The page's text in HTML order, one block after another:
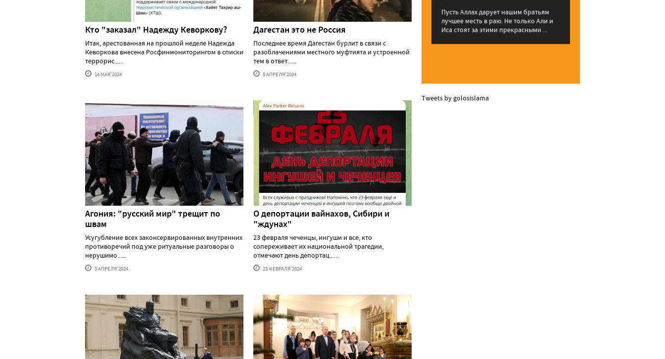
Кто "заказал" Надежду Кеворкову?
Итак, арестованная на прошлой неделе Надежда
Кеворкова внесена Росфинмониторингом в списки
террорис......
14 МАЯ'2024
Дагестан это не Россия
Последнее время Дагестан бурлит в связи с
разоблачениями местного муфтията и устроенной
тем в ответ......
8 АПРЕЛЯ'2024
Агония: "русский мир" трещит по
швам
Усугубление всех законсервированных внутренних
противоречий под уже ритуальные разговоры о
нерушимо......
5 АПРЕЛЯ'2024
О депортации вайнахов, Сибири и
"ждунах"
23 февраля чеченцы, ингуши и все, кто
сопереживает их национальной трагедии,
отмечают день депортац......
23 ФЕВРАЛЯ'2024
Пусть Аллах дарует нашим братьям
лучшее месть в раю. Не только Али и
Иса стоят за этими прекрасными ...
Tweets by golosislama